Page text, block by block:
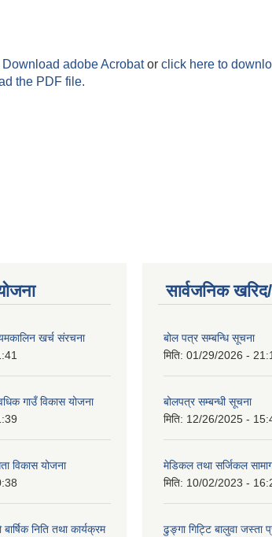
Download adobe Acrobator click here to
the PDF file.
खर्च संरचना
गाउँ विकास योजना
विकास योजना
निति तथा कार्यक्रम
सार्वजनिक
बोल पत्र सम्बन्धि सूचना
मिति: 01/29/2026 -
बोलपत्र सम्बन्धी सूचना
मिति: 12/26/2025 -
मेडिकल तथा सर्जिकल
मिति: 10/02/2023 -
ढुङ्गा गिट्टि बालुवा जस्ता